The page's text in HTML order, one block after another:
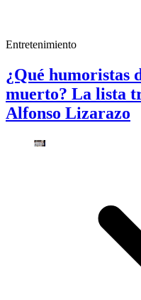
Entretenimiento
¿Qué humoristas
muerto? La lista
Alfonso Lizarazo